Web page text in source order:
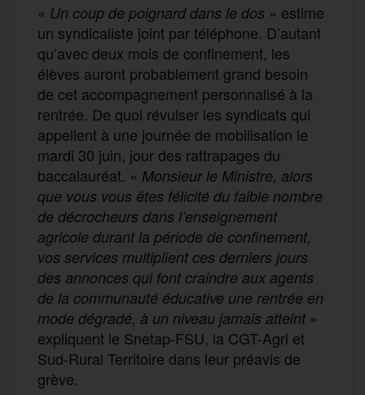
« Un coup de poignard dans le dos » estime
un syndicaliste joint par téléphone. D’autant
qu’avec deux mois de confinement, les
élèves auront probablement grand besoin
de cet accompagnement personnalisé à la
rentrée. De quoi révulser les syndicats qui
appellent à une journée de mobilisation le
mardi 30 juin, jour des rattrapages du
baccalauréat. « Monsieur le Ministre, alors
que vous vous êtes félicité du faible nombre
de décrocheurs dans l’enseignement
agricole durant la période de confinement,
vos services multiplient ces derniers jours
des annonces qui font craindre aux agents
de la communauté éducative une rentrée en
mode dégradé, à un niveau jamais atteint »
expliquent le Snetap-FSU, la CGT-Agri et
Sud-Rural Territoire dans leur préavis de
grève.